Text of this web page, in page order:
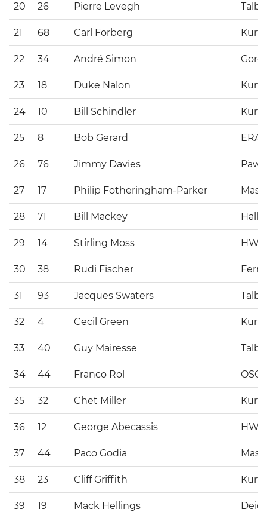
20 26 Pierre Levegh
21 68 Carl Forberg
22 34 André Simon
23 18 Duke Nalon
24 10 Bill Schindler
25 8 Bob Gerard ERA
26 76 Jimmy Davies Pawl
27 17 Philip Fotheringham-Parker
28 71 Bill Mackey Hall
29 14 Stirling Moss
30 38 Rudi Fischer
31 93 Jacques Swaters
32 4 Cecil Green
33 40 Guy Mairesse
34 44 Franco Rol
35 32 Chet Miller
36 12 George Abecassis
37 44 Paco Godia
38 23 Cliff Griffith
39 19 Mack Hellings Deidt